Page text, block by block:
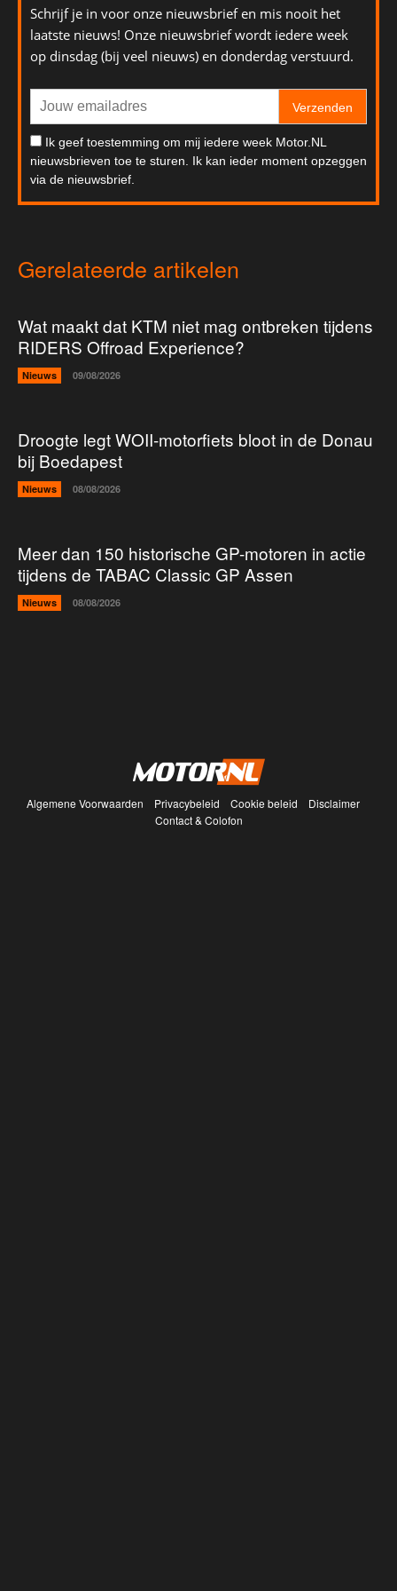
Schrijf je in voor onze nieuwsbrief en mis nooit het
laatste nieuws! Onze nieuwsbrief wordt iedere week
op dinsdag (bij veel nieuws) en donderdag verstuurd.
Verzenden
Ik geef toestemming om mij iedere week Motor.NL
nieuwsbrieven toe te sturen. Ik kan ieder moment opzeggen
via de nieuwsbrief.
Gerelateerde artikelen
Wat maakt dat KTM niet mag ontbreken tijdens
RIDERS Offroad Experience?
Nieuws 09/08/2026
Droogte legt WOII-motorfiets bloot in de Donau
bij Boedapest
Nieuws 08/08/2026
Meer dan 150 historische GP-motoren in actie
tijdens de TABAC Classic GP Assen
Nieuws 08/08/2026
Algemene Voorwaarden Privacybeleid Cookie beleid
Disclaimer
Contact & Colofon